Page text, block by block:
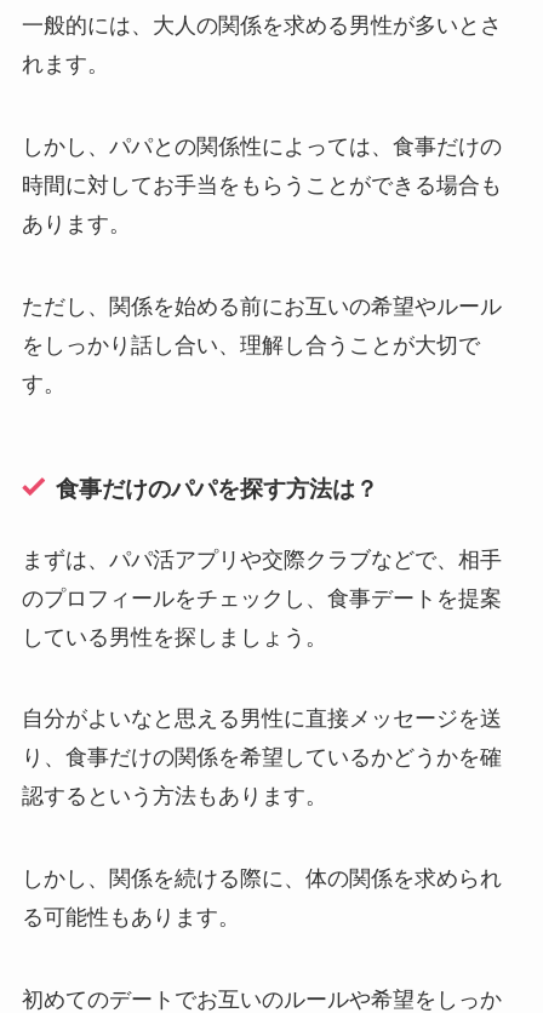
一般的には、大人の関係を求める男性が多いとさ
れます。
しかし、パパとの関係性によっては、食事だけの
時間に対してお手当をもらうことができる場合も
あります。
ただし、関係を始める前にお互いの希望やルール
をしっかり話し合い、理解し合うことが大切で
す。
食事だけのパパを探す方法は？
まずは、パパ活アプリや交際クラブなどで、相手
のプロフィールをチェックし、食事デートを提案
している男性を探しましょう。
自分がよいなと思える男性に直接メッセージを送
り、食事だけの関係を希望しているかどうかを確
認するという方法もあります。
しかし、関係を続ける際に、体の関係を求められ
る可能性もあります。
初めてのデートでお互いのルールや希望をしっか